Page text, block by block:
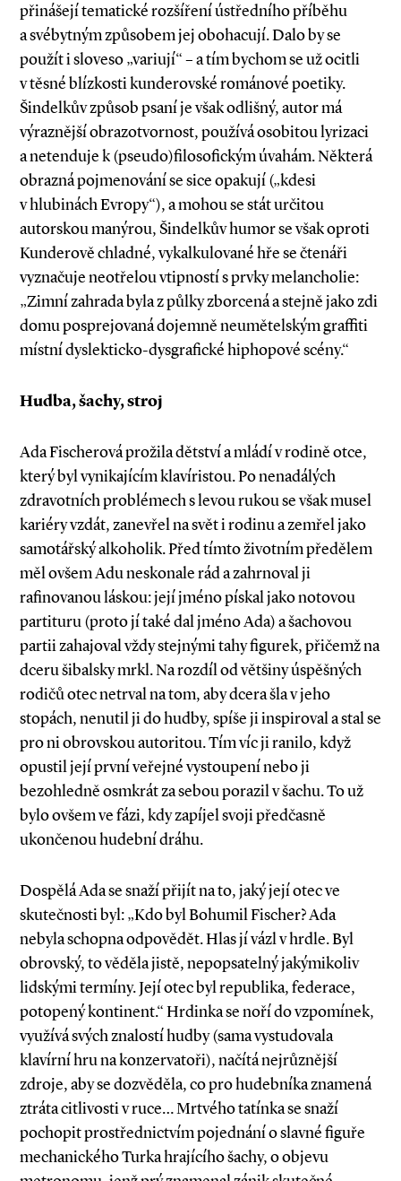
přinášejí tematické rozšíření ústředního příběhu
a svébytným způsobem jej obohacují. Dalo by se
použít i sloveso „variují“ – a tím bychom se už ocitli
v těsné blízkosti kunderovské románové poetiky.
Šindelkův způsob psaní je však odlišný, autor má
výraznější obrazotvornost, používá osobitou lyrizaci
a netenduje k (pseudo)filosofickým úvahám. Některá
obrazná pojmenování se sice opakují („kdesi
v hlubinách Evropy“), a mohou se stát určitou
autorskou manýrou, Šindelkův humor se však oproti
Kunderově chladné, vykalkulované hře se čtenáři
vyznačuje neotřelou vtipností s prvky melancholie:
„Zimní zahrada byla z půlky zborcená a stejně jako zdi
domu posprejovaná dojemně neumětelským graffiti
místní dyslekticko­-dysgrafické hiphopové scény.“
Hudba, šachy, stroj
Ada Fischerová prožila dětství a mládí v rodině otce,
který byl vynikajícím klavíristou. Po nenadálých
zdravotních problémech s levou rukou se však musel
kariéry vzdát, zanevřel na svět i rodinu a zemřel jako
samotářský alkoholik. Před tímto životním předělem
měl ovšem Adu neskonale rád a zahrnoval ji
rafinovanou láskou: její jméno pískal jako notovou
partituru (proto jí také dal jméno Ada) a šachovou
partii zahajoval vždy stejnými tahy figurek, přičemž na
dceru šibalsky mrkl. Na rozdíl od většiny úspěšných
rodičů otec netrval na tom, aby dcera šla v jeho
stopách, nenutil ji do hudby, spíše ji inspiroval a stal se
pro ni obrovskou autoritou. Tím víc ji ranilo, když
opustil její první veřejné vystoupení nebo ji
bezohledně osmkrát za sebou porazil v šachu. To už
bylo ovšem ve fázi, kdy zapíjel svoji předčasně
ukončenou hudební dráhu.
Dospělá Ada se snaží přijít na to, jaký její otec ve
skutečnosti byl: „Kdo byl Bohumil Fischer? Ada
nebyla schopna odpovědět. Hlas jí vázl v hrdle. Byl
obrovský, to věděla jistě, nepopsatelný jakýmikoliv
lidskými termíny. Její otec byl republika, federace,
potopený kontinent.“ Hrdinka se noří do vzpomínek,
využívá svých znalostí hudby (sama vystudovala
klavírní hru na konzervatoři), načítá nejrůznější
zdroje, aby se dozvěděla, co pro hudebníka znamená
ztráta citlivosti v ruce… Mrtvého tatínka se snaží
pochopit prostřednictvím pojednání o slavné figuře
mechanického Turka hrajícího šachy, o objevu